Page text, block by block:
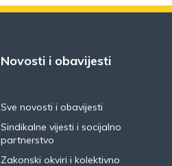
Novosti i obavijesti
Sve novosti i obavijesti
Sindikalne vijesti i socijalno
partnerstvo
Zakonski okviri i kolektivno